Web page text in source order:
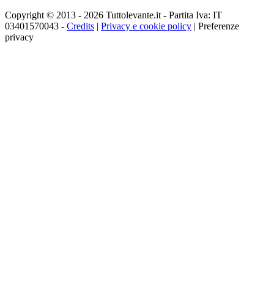
Copyright © 2013 - 2026 Tuttolevante.it - Partita Iva: IT
03401570043 - Credits | Privacy e cookie policy | Preferenze
privacy